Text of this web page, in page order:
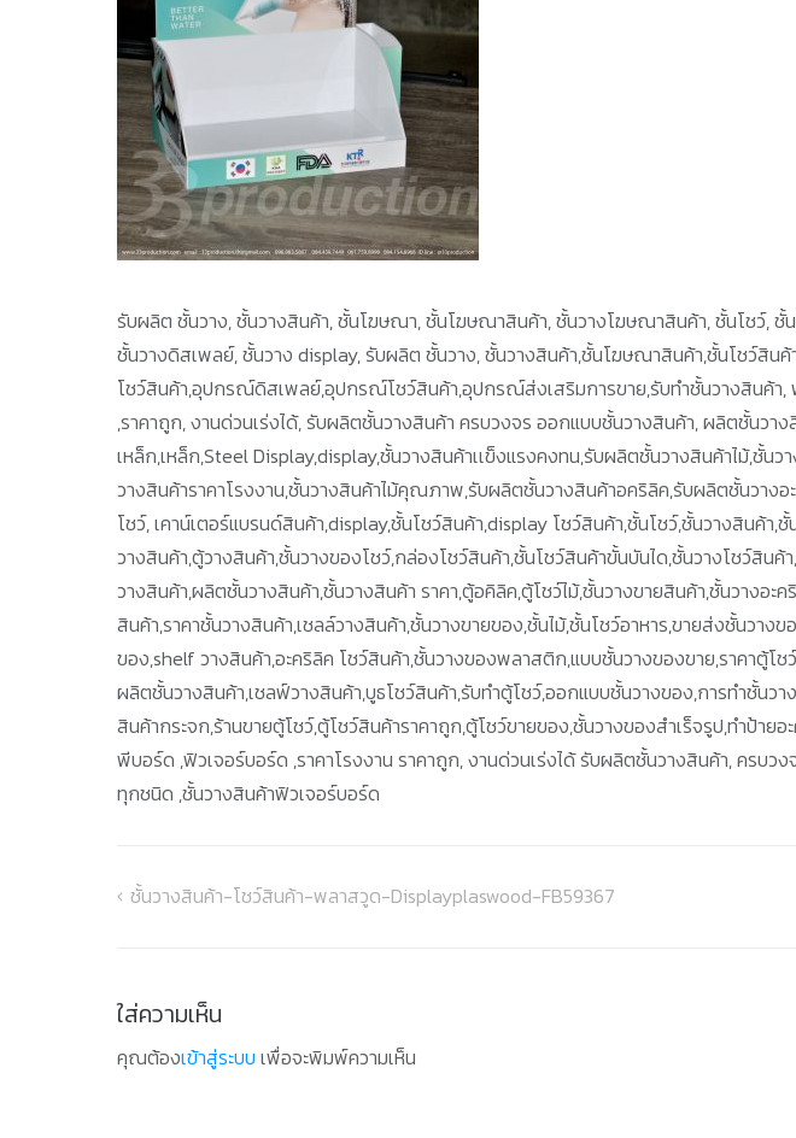
รับผลิต ชั้นวาง, ชั้นวางสินค้า, ชั้นโฆษณา, ชั้นโฆษณาสินค้า, ชั้นวางโฆษณาสินค้า, ชั้นโชว์, ชั้
ชั้นวางดิสเพลย์, ชั้นวาง display, รับผลิต ชั้นวาง, ชั้นวางสินค้า,ชั้นโฆษณาสินค้า,ชั้นโชว์สิน
โชว์สินค้า,อุปกรณ์ดิสเพลย์,อุปกรณ์โชว์สินค้า,อุปกรณ์ส่งเสริมการขาย,รับทำชั้นวางสินค้า,
,ราคาถูก, งานด่วนเร่งได้, รับผลิตชั้นวางสินค้า ครบวงจร ออกแบบชั้นวางสินค้า, ผลิตชั้นวา
เหล็ก,เหล็ก,Steel Display,display,ชั้นวางสินค้าเเข็งแรงคงทน,รับผลิตชั้นวางสินค้าไม้,ชั้นว
วางสินค้าราคาโรงงาน,ชั้นวางสินค้าไม้คุณภาพ,รับผลิตชั้นวางสินค้าอคริลิค,รับผลิตชั้นวางอ
โชว์, เคาน์เตอร์แบรนด์สินค้า,display,ชั้นโชว์สินค้า,display โชว์สินค้า,ชั้นโชว์,ชั้นวางสินค้า
วางสินค้า,ตู้วางสินค้า,ชั้นวางของโชว์,กล่องโชว์สินค้า,ชั้นโชว์สินค้าขั้นบันได,ชั้นวางโชว์สินค้
วางสินค้า,ผลิตชั้นวางสินค้า,ชั้นวางสินค้า ราคา,ตู้อคิลิค,ตู้โชว์ไม้,ชั้นวางขายสินค้า,ชั้นวางอะ
สินค้า,ราคาชั้นวางสินค้า,เชลล์วางสินค้า,ชั้นวางขายของ,ชั้นไม้,ชั้นโชว์อาหาร,ขายส่งชั้นวาง
ของ,shelf วางสินค้า,อะคริลิค โชว์สินค้า,ชั้นวางของพลาสติก,แบบชั้นวางของขาย,ราคาตู้โช
ผลิตชั้นวางสินค้า,เชลฟ์วางสินค้า,บูธโชว์สินค้า,รับทำตู้โชว์,ออกแบบชั้นวางของ,การทำชั้นว
สินค้ากระจก,ร้านขายตู้โชว์,ตู้โชว์สินค้าราคาถูก,ตู้โชว์ขายของ,ชั้นวางของสำเร็จรูป,ทำป้าย
พีบอร์ด ,ฟิวเจอร์บอร์ด ,ราคาโรงงาน ราคาถูก, งานด่วนเร่งได้ รับผลิตชั้นวางสินค้า, ครบ
ทุกชนิด ,ชั้นวางสินค้าฟิวเจอร์บอร์ด
แนะแนว
ชั้นวางสินค้า-โชว์สินค้า-พลาสวูด-Displayplaswood-FB59367
ใส่ความเห็น
คุณต้องเข้าสู่ระบบ เพื่อจะพิมพ์ความเห็น